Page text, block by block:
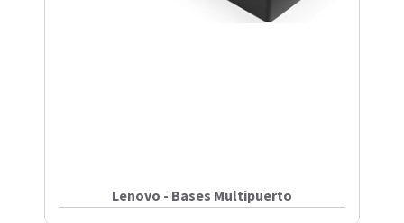
Lenovo - Bases Multipuerto